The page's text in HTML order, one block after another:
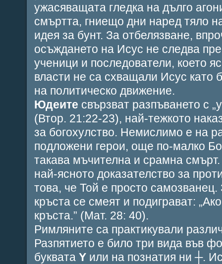
ужасяващата гледка на дълго
смъртта, гниещо дни наред тяло
идея за бунт. За отбелязване,
осъждането на Исус не следва
ученици и последователи, което
власти не са схващали Исус като
на политическо движение.
Юдеите свързват разпъването с „
(Втор. 21:22-23), най-тежкото
за богохулство. Немислимо е на
подложени герои, още по-малко
такава мъчителна и срамна
най-ясното доказателство за
това, че Той е просто
кръста се смеят и подиграват: „
кръста.” (Мат. 28: 40).
Римляните са практикували
Разпятието е било три вида във
буквата Y или на познатия ни ┼.